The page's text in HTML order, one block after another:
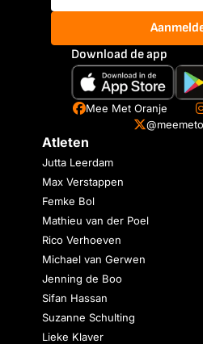
Download de app
Mee Met Oranje
Atleten
Jutta Leerdam
Max Verstappen
Femke Bol
Mathieu van der Poel
Rico Verhoeven
Michael van Gerwen
Jenning de Boo
Sifan Hassan
Suzanne Schulting
Lieke Klaver